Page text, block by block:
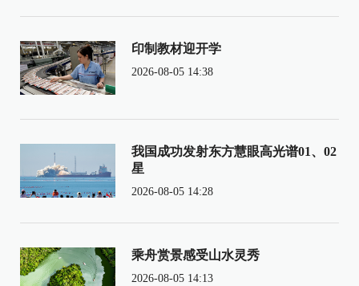
印制教材迎开学
2026-08-05 14:38
我国成功发射东方慧眼高光谱01、02
星
2026-08-05 14:28
乘舟赏景感受山水灵秀
2026-08-05 14:13